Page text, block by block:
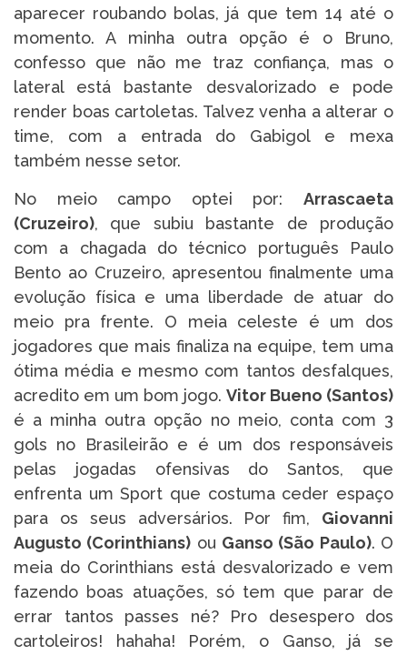
aparecer roubando bolas, já que tem 14 até o
momento. A minha outra opção é o Bruno,
confesso que não me traz confiança, mas o
lateral está bastante desvalorizado e pode
render boas cartoletas. Talvez venha a alterar o
time, com a entrada do Gabigol e mexa
também nesse setor.
No meio campo optei por: Arrascaeta
(Cruzeiro), que subiu bastante de produção
com a chagada do técnico português Paulo
Bento ao Cruzeiro, apresentou finalmente uma
evolução física e uma liberdade de atuar do
meio pra frente. O meia celeste é um dos
jogadores que mais finaliza na equipe, tem uma
ótima média e mesmo com tantos desfalques,
acredito em um bom jogo. Vitor Bueno (Santos)
é a minha outra opção no meio, conta com 3
gols no Brasileirão e é um dos responsáveis
pelas jogadas ofensivas do Santos, que
enfrenta um Sport que costuma ceder espaço
para os seus adversários. Por fim, Giovanni
Augusto (Corinthians) ou Ganso (São Paulo). O
meia do Corinthians está desvalorizado e vem
fazendo boas atuações, só tem que parar de
errar tantos passes né? Pro desespero dos
cartoleiros! hahaha! Porém, o Ganso, já se